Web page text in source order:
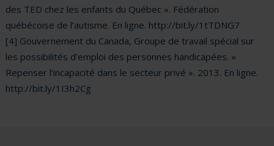
des TED chez les enfants du Québec ». Fédération
québécoise de l’autisme. En ligne. http://bit.ly/1tTDNG7
[4] Gouvernement du Canada, Groupe de travail spécial sur
les possibilités d’emploi des personnes handicapées. «
Repenser l’incapacité dans le secteur privé ». 2013. En ligne.
http://bit.ly/1I3h2Cg